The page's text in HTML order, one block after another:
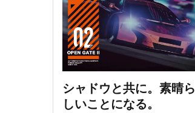
シャドウと共に。素晴ら
しいことになる。